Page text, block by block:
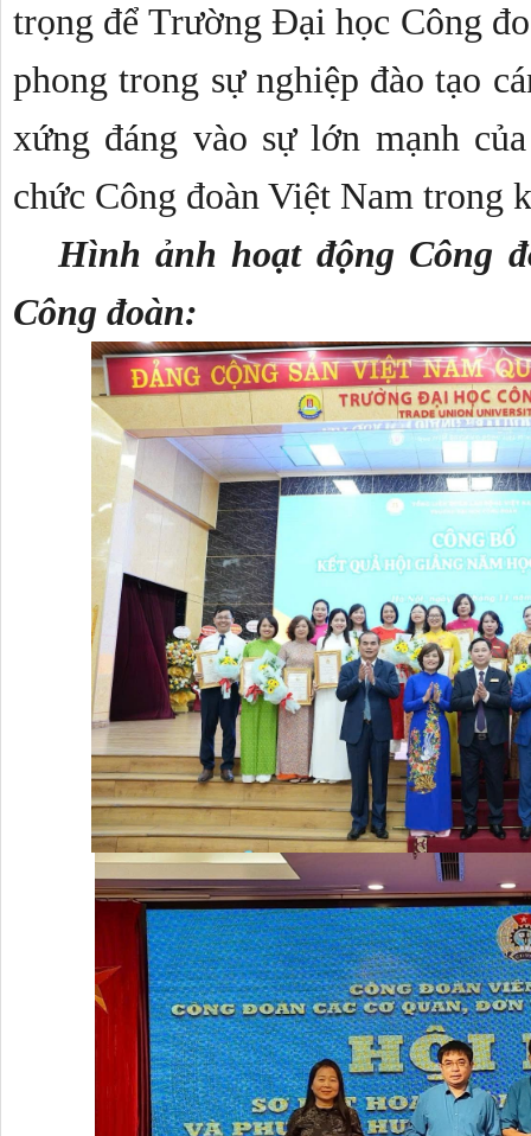
trọng để Trường Đại học Công
phong trong sự nghiệp đào tạo
xứng đáng vào sự lớn mạnh
chức Công đoàn Việt Nam trong
Hình ảnh hoạt động Công
Công đoàn: